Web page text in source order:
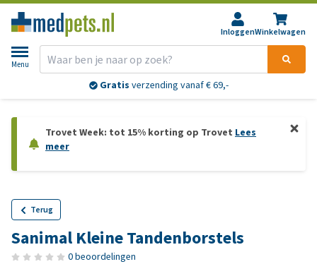
InloggenWinkelwagen
Menu
Gratis verzending vanaf € 69,-
Trovet Week: tot 15% korting op Trovet Lees
meer
Terug
Sanimal Kleine Tandenborstels
0 beoordelingen